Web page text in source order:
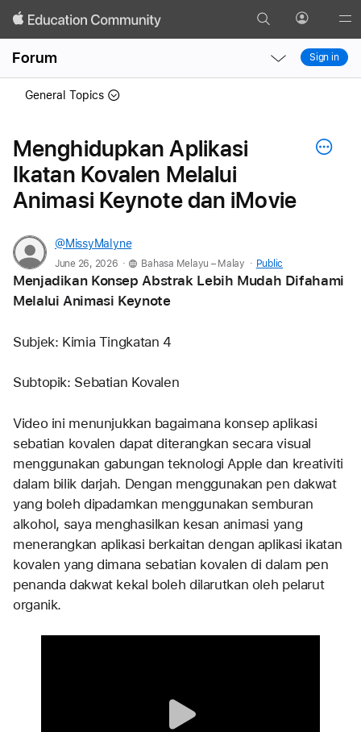
Search Profile
Forum
Local
Nav
Local
Nav
Sign in
General Topics
Menghidupkan Aplikasi
Ikatan Kovalen Melalui
Animasi Keynote dan iMovie
@MissyMalyne
June 26, 2026 . Bahasa Melayu – Malay . Public
Menjadikan Konsep Abstrak Lebih Mudah Difahami
Melalui Animasi Keynote
Subjek: Kimia Tingkatan 4
Subtopik: Sebatian Kovalen
Video ini menunjukkan bagaimana konsep aplikasi
sebatian kovalen dapat diterangkan secara visual
menggunakan gabungan teknologi Apple dan kreativiti
dalam bilik darjah. Dengan menggunakan pen dakwat
yang boleh dipadamkan menggunakan semburan
alkohol, saya menghasilkan kesan animasi yang
menerangkan aplikasi berkaitan dengan aplikasi ikatan
kovalen yang dimana sebatian kovalen di dalam pen
penanda dakwat kekal boleh dilarutkan oleh pelarut
organik.